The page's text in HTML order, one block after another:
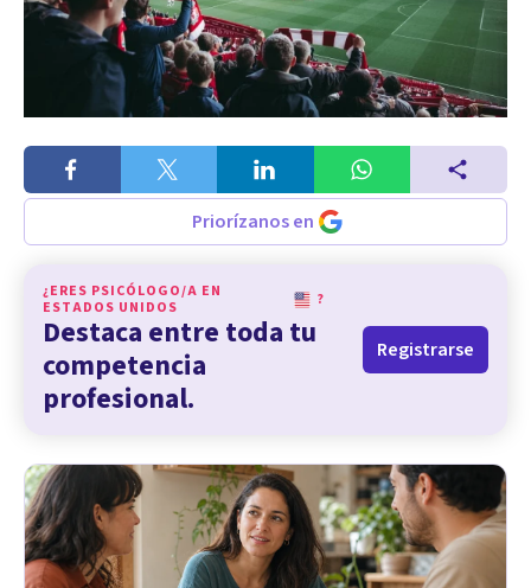
Priorízanos en
¿ERES PSICÓLOGO/A EN
ESTADOS UNIDOS
?
Destaca entre toda tu
competencia
profesional.
Registrarse